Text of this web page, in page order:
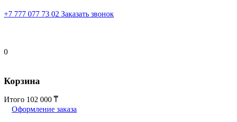
+7 777 077 73 02 Заказать звонок
0
Корзина
Итого 102 000
Оформление заказа